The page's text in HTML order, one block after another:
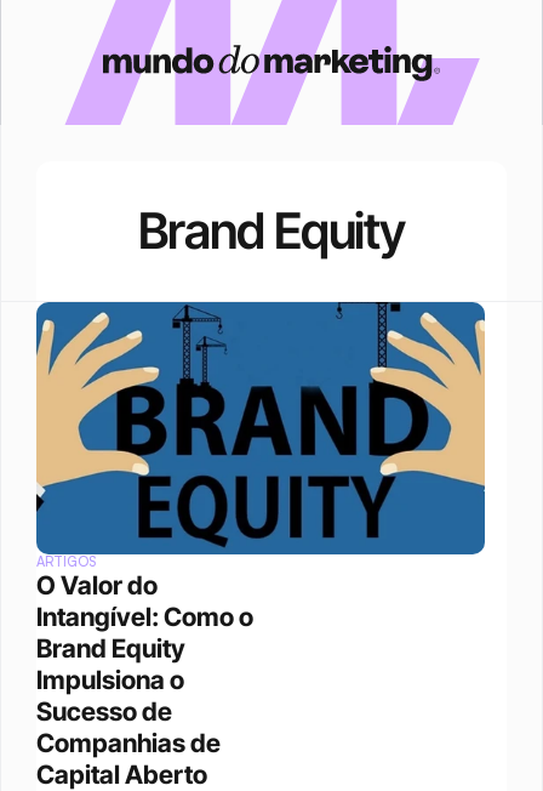
Brand Equity
ARTIGOS
O Valor do
Intangível: Como o
Brand Equity
Impulsiona o
Sucesso de
Companhias de
Capital Aberto